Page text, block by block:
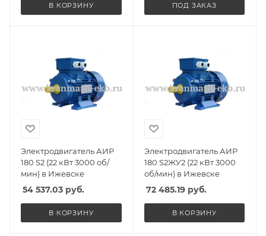
В КОРЗИНУ ПОД ЗАКАЗ
Электродвигатель АИР
180 S2 (22 кВт 3000 об/
мин) в Ижевске
54 537.03 руб.
В КОРЗИНУ
Электродвигатель АИР
180 S2ЖУ2 (22 кВт 3000
об/мин) в Ижевске
72 485.19руб.
В КОРЗИНУ